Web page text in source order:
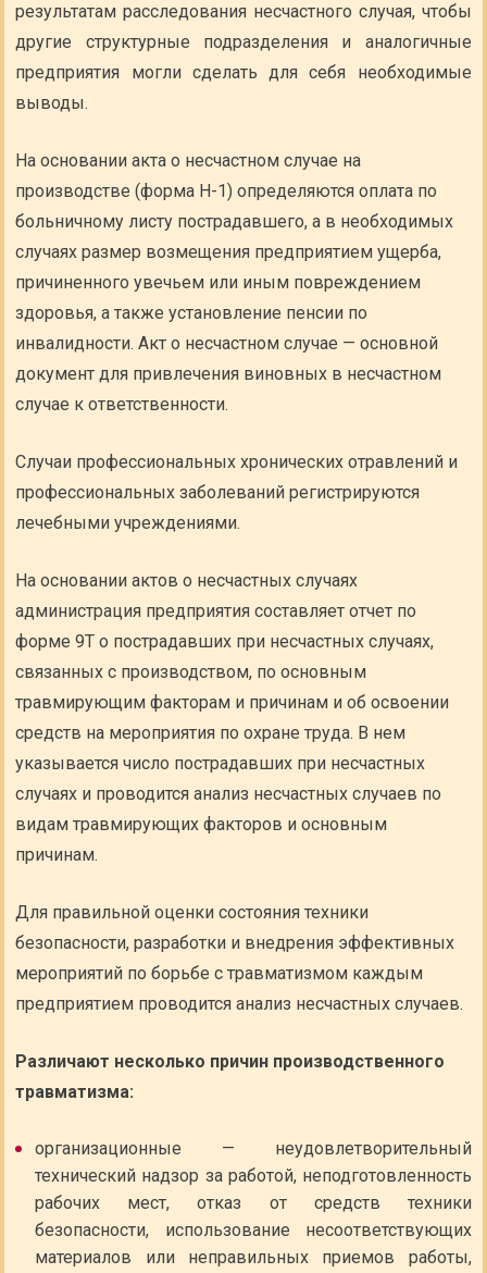
результатам расследования несчастного случая, чтобы
другие структурные подразделения и аналогичные
предприятия могли сделать для себя необходимые
выводы.
На основании акта о несчастном случае на
производстве (форма Н-1) определяются оплата по
больничному листу пострадавшего, а в необходимых
случаях размер возмещения предприятием ущерба,
причиненного увечьем или иным повреждением
здоровья, а также установление пенсии по
инвалидности. Акт о несчастном случае — основной
документ для привлечения виновных в несчастном
случае к ответственности.
Случаи профессиональных хронических отравлений и
профессиональных заболеваний регистрируются
лечебными учреждениями.
На основании актов о несчастных случаях
администрация предприятия составляет отчет по
форме 9Т о пострадавших при несчастных случаях,
связанных с производством, по основным
травмирующим факторам и причинам и об освоении
средств на мероприятия по охране труда. В нем
указывается число пострадавших при несчастных
случаях и проводится анализ несчастных случаев по
видам травмирующих факторов и основным
причинам.
Для правильной оценки состояния техники
безопасности, разработки и внедрения эффективных
мероприятий по борьбе с травматизмом каждым
предприятием проводится анализ несчастных случаев.
Различают несколько причин производственного
травматизма:
организационные — неудовлетворительный
технический надзор за работой, неподготовленность
рабочих мест, отказ от средств техники
безопасности, использование несоответствующих
материалов или неправильных приемов работы,